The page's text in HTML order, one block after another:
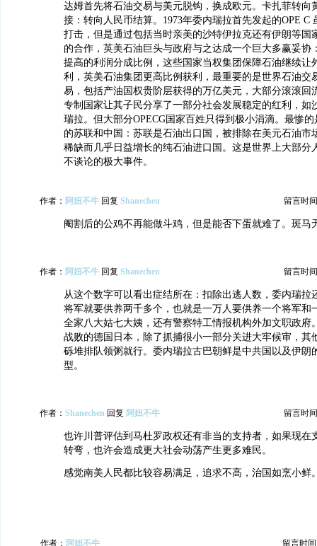
达姆首先将石油交易与美元脱钩，换成欧元。卡扎菲转向
接：转向人民币结算。1973年委内瑞拉首先发起的OPE C
打击，但是通过包括当时亲美的沙特伊拉克还有伊朗等国
的合作，英美石油巨头与政府与之达成一个巨大多赢妥协
提高的利润分成比例，这些国家当权集团保障石油继续让
利，英美石油集团更高比例获利，最重要的是世界石油交
易，包括产油国权贵阶层获得的万亿美元，大部分滚滚回
专制国家让其子民分享了一部分社会发展稳定的红利，如
瑞拉。但大部分OPECG国家百姓只得到极小涓滴。最惨的
的苏联和中国：苏联是石油出口国，被排除在美元石油市
稀缺而几乎日益增长的纯石油进口国。这是世界上大部分
不谈论的极大事件。
作者： 阿妞不牛 回复 Shanechen 留言时
阉割后的公鸡不再能做斗鸡，但是能否下蛋就难了。斑马
作者： 阿妞不牛 回复 Shanechen 留言时
从这个数字可以看出症结所在：扣除出逃人数，委内瑞拉
将军就要供养两千多个，也就是一万人要供养一个将军和
全家八大姑七大姨，还有警察特工情报机构外加文职政府
战败的德国日本，除了抓捕很小一部分关进大牢候审，其
砾堆排队领粥就行。委内瑞拉古巴朝鲜是中共国以及伊朗
型。
作者： Shanechen 回复 阿妞不牛 留言时
也许川普评估到马杜罗政权还有非当的支持者，如果现在
转弯，也许会造成更大社会动荡产生更多难民。
感觉南美人民都比较容易满足，追求不高，治国如烹小鲜
作者： 阿妞不牛 留言时间